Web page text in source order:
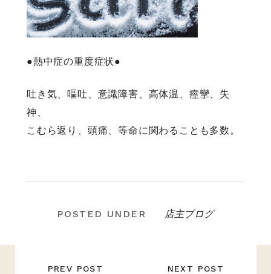
●熱中症の重度症状●
吐き気、嘔吐、意識障害、高体温、痙攣、失
神、
こむら返り、頭痛、等命に関わることも多数。
POSTED UNDER 店主ブログ
PREV POST NEXT POST